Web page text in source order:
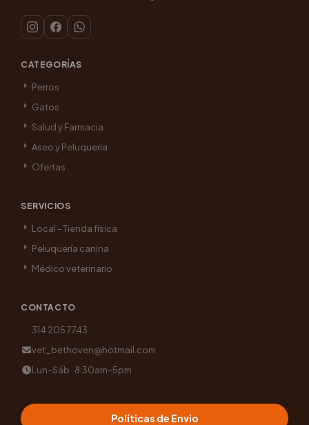
CATEGORÍAS
Perros
Gatos
Salud y Farmacia
Aseo y Peluquería
Ofertas
SERVICIOS
Local - Tienda física
Peluquería canina
Médico veterinario
CONTACTO
314 205 7743
vet_bethoven@hotmail.com
Lun–Sáb · 8:30am–5pm
Políticas de Envio